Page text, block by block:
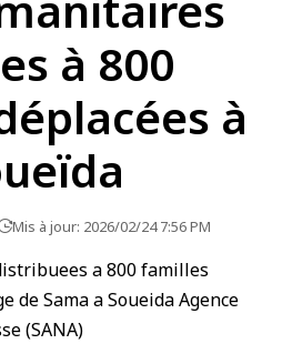
à 800
à
Mis à jour: 2026/02/24 7:56 PM